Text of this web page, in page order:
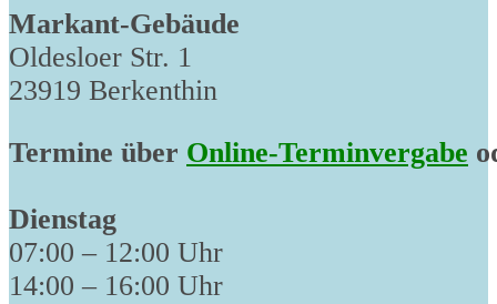
Markant-Gebäude
Oldesloer Str. 1
23919 Berkenthin
Termine über Online-Terminvergabe
Dienstag
07:00 – 12:00 Uhr
14:00 – 16:00 Uhr